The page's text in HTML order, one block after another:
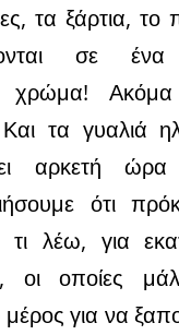
τα ξάρτια, το
σε ένα
χρώμα!
τα γυαλιά
αρκετή
ότι
τι λέω, για
οι οποίες
για να